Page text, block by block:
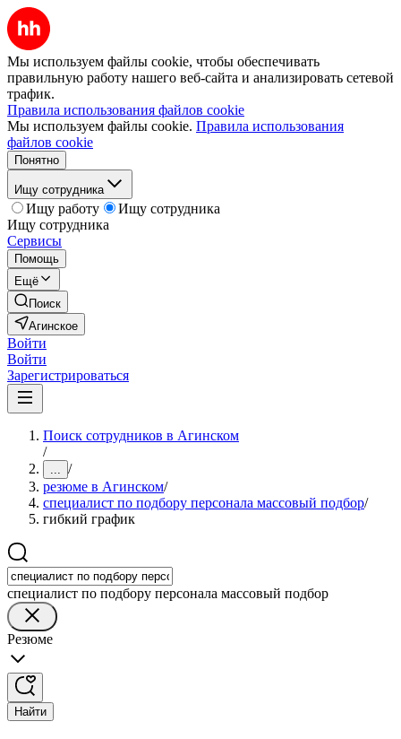
Мы используем файлы cookie, чтобы обеспечивать
правильную работу нашего веб-сайта и анализировать сетевой
трафик.
Правила использования файлов cookie
Мы используем файлы cookie. Правила использования
файлов cookie
Понятно
Ищу сотрудника
Ищу работу
Ищу сотрудника
Ищу сотрудника
Сервисы
Помощь
Ещё
Поиск
Агинское
Войти
Войти
Зарегистрироваться
Поиск сотрудников в Агинском
/
... /
резюме в Агинском/
специалист по подбору персонала массовый подбор/
гибкий график
специалист по подбору персонала массовый подбор
Резюме
Найти